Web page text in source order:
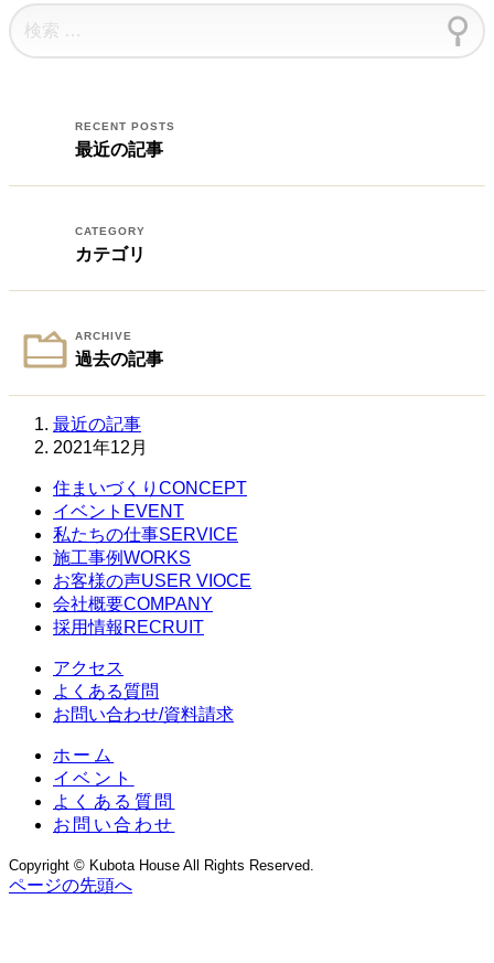
ビ
ゲ
検
索:
最近の記事
カテゴリ
過去の記事
最近の記事
2021年12月
住まいづくり CONCEPT
イベント EVENT
私たちの仕事SERVICE
施工事例WORKS
お客様の声USER VIOCE
会社概要COMPANY
採用情報 RECRUIT
アクセス
よくある質問
お問い合わせ/資料請求
ホーム
イベント
よくある質問
お問い合わせ
Copyright © Kubota House All Rights Reserved.
ページの先頭へ